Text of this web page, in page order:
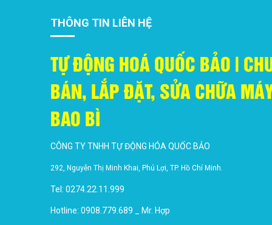
THÔNG TIN LIÊN HỆ
TỰ ĐỘNG HOÁ QUỐC BẢO |
BÁN, LẮP ĐẶT, SỬA CHỮA
BAO BÌ
CÔNG TY TNHH TỰ ĐỘNG HÓA QUỐC BẢO
292, Nguyễn Thị Minh Khai, Phú Lợi, TP. Hồ Chí Minh.
Tel: 0274.22.11.999
Hotline: 0908.779.689 _ Mr. Hợp